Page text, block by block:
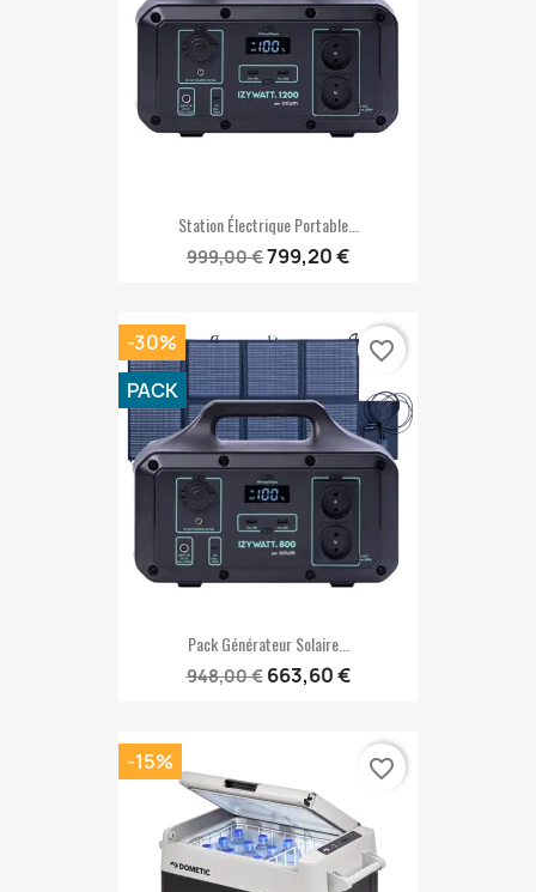
Station Électrique Portable...
999,00 €799,20 €
Pack Générateur Solaire...
948,00 € 663,60 €
-30%
PACK
favorite_border
-15% favorite_border